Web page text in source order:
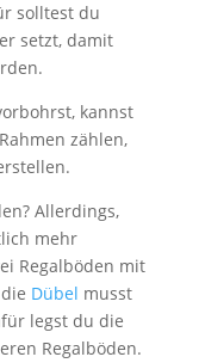
solltest du
setzt, damit
kannst
zählen,
Allerdings,
mehr
Regalböden mit
Dübel musst
legst du die
Regalböden.